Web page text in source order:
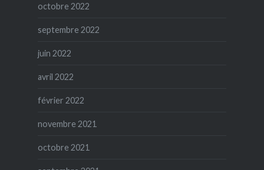
octobre 2022
septembre 2022
juin 2022
avril 2022
février 2022
novembre 2021
octobre 2021